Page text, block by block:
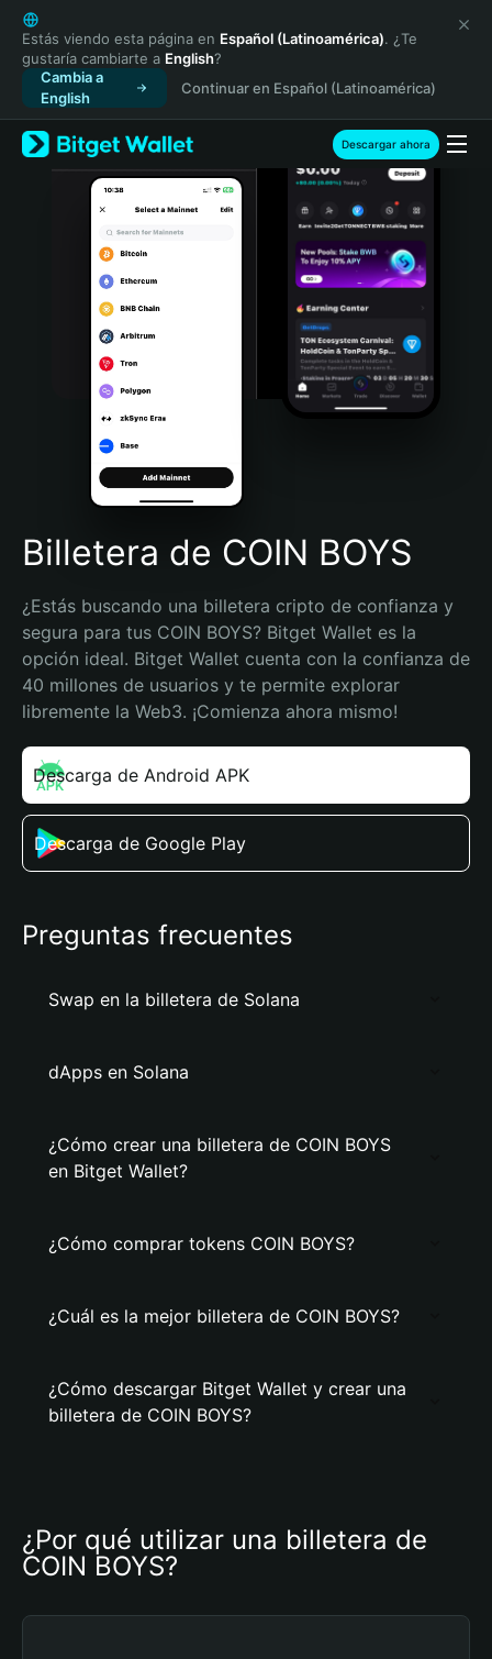
English
日本語
Tiếng Việt
Русский
Español (Latinoamérica)
Türkçe
Italiano
Português (Portugal)
Bahasa Indonesia
Português (Brasil)
Español (Argentina)
Estás viendo esta página en Español (Latinoamérica). ¿Te
gustaría cambiarte a English?
Cambia a
English
Continuar en Español (Latinoamérica)
Descargar ahora
Billetera de COIN BOYS
¿Estás buscando una billetera cripto de confianza y
segura para tus COIN BOYS? Bitget Wallet es la
opción ideal. Bitget Wallet cuenta con la confianza de
40 millones de usuarios y te permite explorar
libremente la Web3. ¡Comienza ahora mismo!
Descarga de Android APK
Descarga de Google Play
Preguntas frecuentes
Swap en la billetera de Solana
dApps en Solana
¿Cómo crear una billetera de COIN BOYS
en Bitget Wallet?
¿Cómo comprar tokens COIN BOYS?
¿Cuál es la mejor billetera de COIN BOYS?
¿Cómo descargar Bitget Wallet y crear una
billetera de COIN BOYS?
¿Por qué utilizar una billetera de
COIN BOYS?